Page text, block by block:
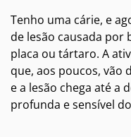
Tenho uma cárie, e
de lesão causada por
placa ou tártaro. A
que, aos poucos,
e a lesão chega até a
profunda e sensível